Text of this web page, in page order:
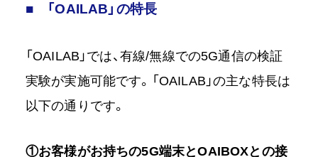
■ 「OAILAB」の特長
「OAILAB」では、有線/無線での5G通信の検証
実験が実施可能です。「OAILAB」の主な特長は
以下の通りです。
①お客様がお持ちの5G端末とOAIBOXとの接